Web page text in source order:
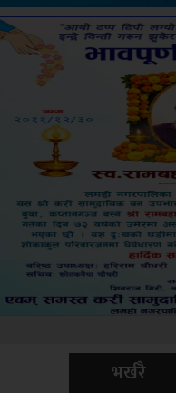
भर्खरै